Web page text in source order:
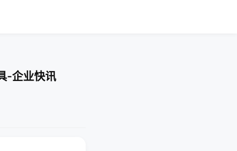
-企业快讯